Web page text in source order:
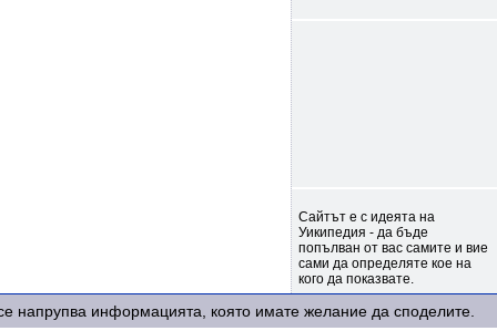
Сайтът е с идеята на
Уикипедия - да бъде
попълван от вас самите и вие
сами да определяте кое на
кого да показвате.
напрупва информацията, която имате желание да споделите.